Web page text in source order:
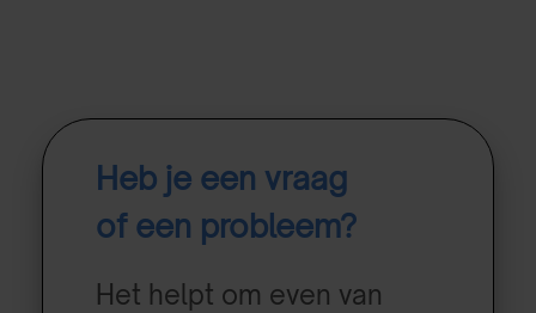
Heb je een vraag
of een probleem?
Het helpt om even van